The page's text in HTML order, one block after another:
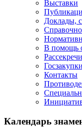
Выставки
Доклады,
В помощь
Госзакупки
Контакты
Календарь